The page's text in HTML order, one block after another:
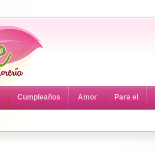
Cumpleaños Amor Para el